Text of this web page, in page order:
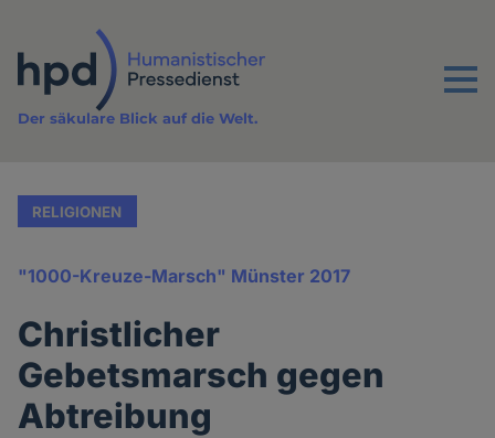
Inhalt
Menu
Der säkulare Blick auf die Welt.
RELIGIONEN
"1000-Kreuze-Marsch" Münster 2017
Christlicher
Gebetsmarsch gegen
Abtreibung